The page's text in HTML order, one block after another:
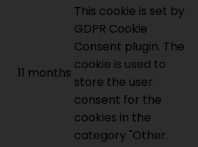
11 months
This cookie is set by
GDPR Cookie
Consent plugin. The
cookie is used to
store the user
consent for the
cookies in the
category "Other.